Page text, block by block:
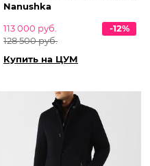
Nanushka
113 000 руб.
128 500 руб.
-12%
Купить на ЦУМ